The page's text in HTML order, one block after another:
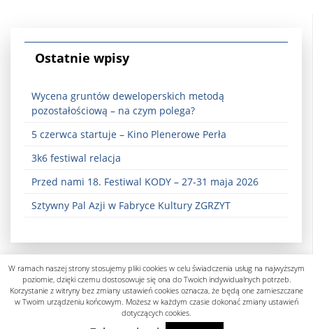
Ostatnie wpisy
Wycena gruntów deweloperskich metodą
pozostałościową – na czym polega?
5 czerwca startuje – Kino Plenerowe Perła
3k6 festiwal relacja
Przed nami 18. Festiwal KODY – 27-31 maja 2026
Sztywny Pal Azji w Fabryce Kultury ZGRZYT
Polityka prywatności
W ramach naszej strony stosujemy pliki cookies w celu świadczenia usług na najwyższym
poziomie, dzięki czemu dostosowuje się ona do Twoich indywidualnych potrzeb.
Korzystanie z witryny bez zmiany ustawień cookies oznacza, że będą one zamieszczane
w Twoim urządzeniu końcowym. Możesz w każdym czasie dokonać zmiany ustawień
dotyczących cookies.